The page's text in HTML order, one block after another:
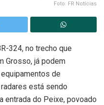
Foto: FR Notícias
324, no trecho que
Grosso, já podem
de
está sendo
entrada do Peixe, povoado